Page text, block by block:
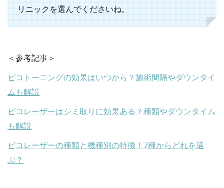
リニックを選んでくださいね。
＜参考記事＞
ピコトーニングの効果はいつから？施術間隔やダウンタイ
ムも解説
ピコレーザーはシミ取りに効果ある？種類やダウンタイム
も解説
ピコレーザーの種類と機種別の特徴！7種からどれを選
ぶ？